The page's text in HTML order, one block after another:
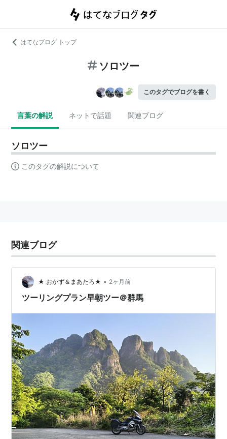
はてなブログ トップ
ソロツー
このタグでブログを書く
言葉の解説 ネットで話題 関連ブログ
ソロツー
このタグの解説について
関連ブログ
★ おかず＆まあたろ★ • 2ヶ月前
ツーリングプラン早朝ツー＠群馬